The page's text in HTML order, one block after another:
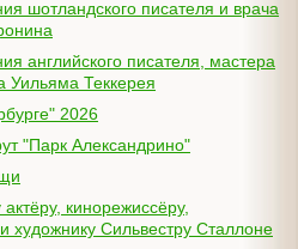
Уильяма Теккерея
2026
"Парк Александрино"
художнику Сильвестру Сталлоне